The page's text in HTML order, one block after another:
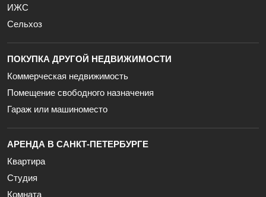
ИЖС
Сельхоз
ПОКУПКА ДРУГОЙ НЕДВИЖИМОСТИ
Коммерческая недвижимость
Помещение свободного назначения
Гараж или машиноместо
АРЕНДА В САНКТ-ПЕТЕРБУРГЕ
Квартира
Студия
Комната